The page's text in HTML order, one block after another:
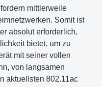
mittlerweile
Somit ist
absolut erforderlich,
bietet, um zu
mit seiner vollen
von langsamen
aktuellsten 802.11ac